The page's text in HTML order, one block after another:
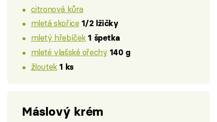
citronová kůra
mletá skořice 1/2 lžičky
mletý hřebíček 1 špetka
mleté vlašské ořechy 140 g
žloutek 1 ks
Máslový krém